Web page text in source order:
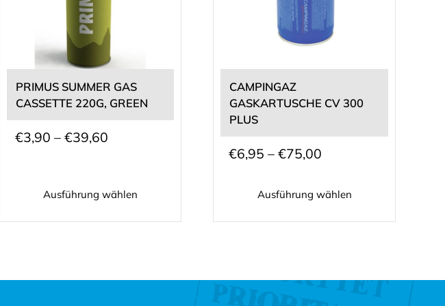
PRIMUS SUMMER GAS
CASSETTE 220G, GREEN
€3,90 – €39,60Preisspanne:
€39,60
Ausführung wählen
Optionen
können
auf
Produktseite
gewählt
CAMPINGAZ
GASKARTUSCHE CV 300
PLUS
€6,95 –€75,00
bis
€75,00
Ausführung wählen
Optionen
können
auf
der
gewählt
werden